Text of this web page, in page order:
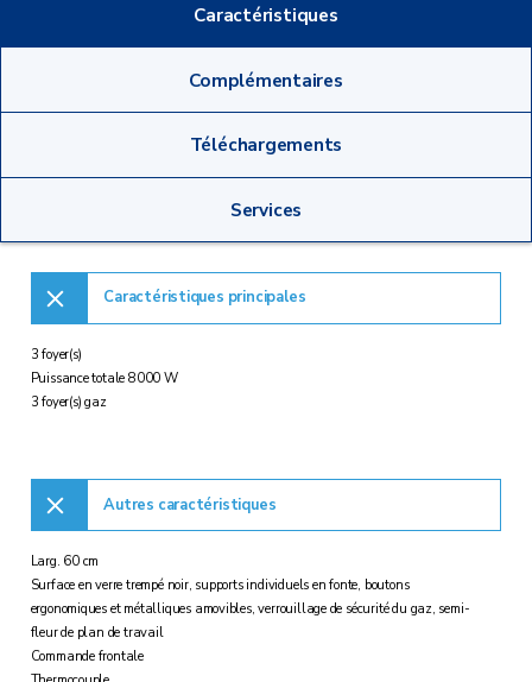
Caractéristiques
Complémentaires
Téléchargements
Services
Caractéristiques principales
3 foyer(s)
Puissance totale 8000 W
3 foyer(s) gaz
Autres caractéristiques
Larg. 60 cm
Surface en verre trempé noir, supports individuels en fonte, boutons
ergonomiques et métalliques amovibles, verrouillage de sécurité du gaz, semi-
fleur de plan de travail
Commande frontale